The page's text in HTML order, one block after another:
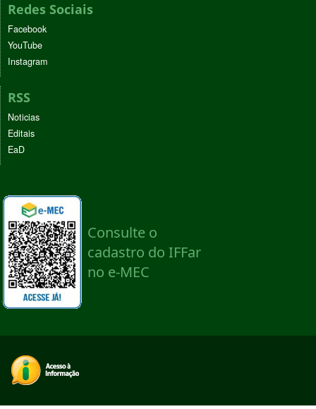
Redes Sociais
Facebook
YouTube
Instagram
RSS
Noticias
Editais
EaD